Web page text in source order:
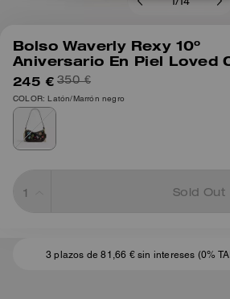
/ 14
Bolso Waverly Rexy 10º
Aniversario En Piel Loved
Estampado De Pegatinas
245 € 350 €
COLOR: Latón/Marrón negro
Sold Out
3 plazos de 81,66 € sin intereses (0%